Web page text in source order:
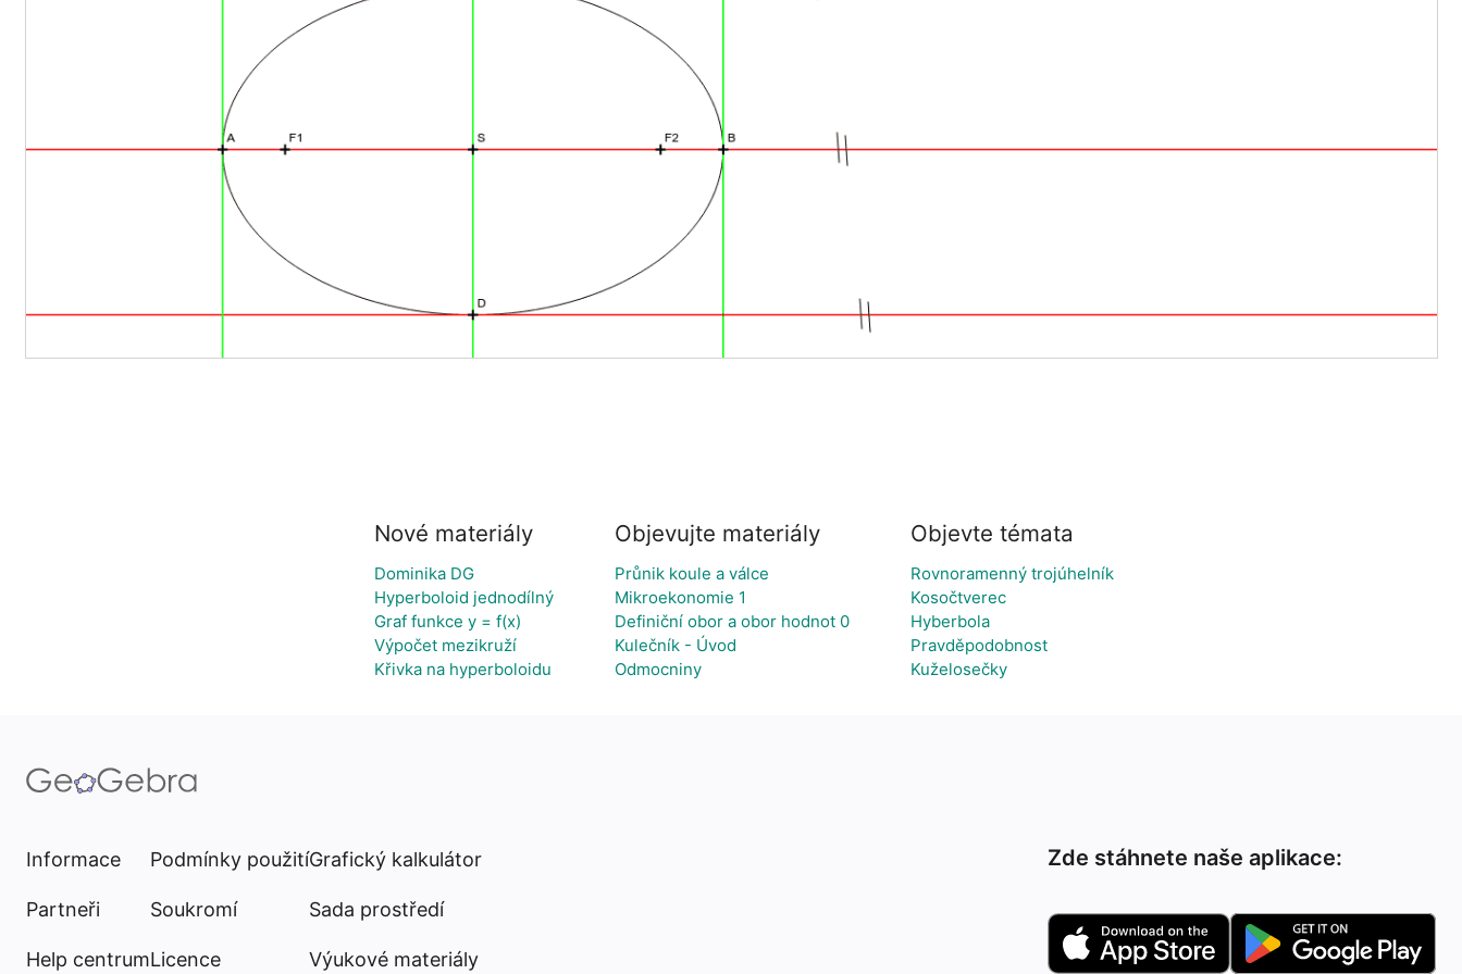
Nové materiály
Dominika DG
Hyperboloid jednodílný
Graf funkce y = f(x)
Výpočet mezikruží
Křivka na hyperboloidu
Objevujte materiály
Průnik koule a válce
Mikroekonomie 1
Definiční obor a obor hodnot 0
Kulečník - Úvod
Odmocniny
Objevte témata
Rovnoramenný trojúhelník
Kosočtverec
Hyberbola
Pravděpodobnost
Kuželosečky
Informace
Partneři
Help centrum
Podmínky použití
Soukromí
Licence
Grafický kalkulátor
Sada prostředí
Výukové materiály
Zde stáhnete naše aplikace: